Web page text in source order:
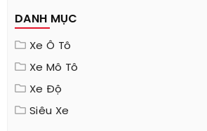
DANH MỤC
Xe Ô Tô
Xe Mô Tô
Xe Độ
Siêu Xe